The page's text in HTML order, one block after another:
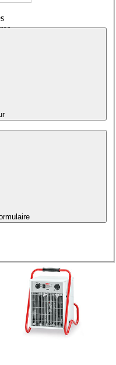
et ventilation de parking